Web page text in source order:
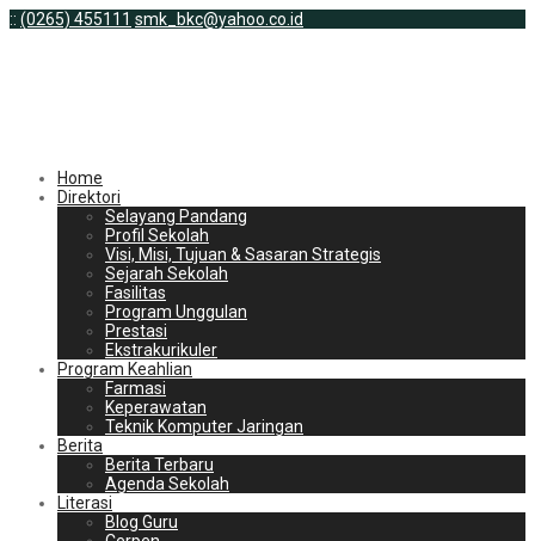
:: (0265) 455111 smk_bkc@yahoo.co.id
Home
Direktori
Selayang Pandang
Profil Sekolah
Visi, Misi, Tujuan & Sasaran Strategis
Sejarah Sekolah
Fasilitas
Program Unggulan
Prestasi
Ekstrakurikuler
Program Keahlian
Farmasi
Keperawatan
Teknik Komputer Jaringan
Berita
Berita Terbaru
Agenda Sekolah
Literasi
Blog Guru